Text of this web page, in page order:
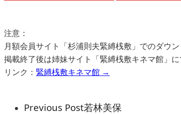
注意：
月額会員サイト「杉浦則夫緊縛桟敷」でのダウ
掲載終了後は姉妹サイト「緊縛桟敷キネマ館」
リンク： 緊縛桟敷キネマ館 →
Previous Post若林美保